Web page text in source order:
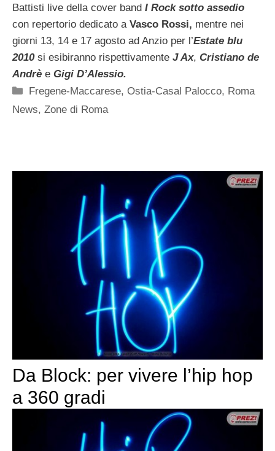
Battisti live della cover band I Rock sotto assedio
con repertorio dedicato a Vasco Rossi, mentre nei
giorni 13, 14 e 17 agosto ad Anzio per l’Estate blu
2010si esibiranno rispettivamente J Ax, Cristiano de
Andrè e Gigi D’Alessio.
Categorie
Fregene-Maccarese,Ostia-Casal Palocco, Roma
News, Zone di Roma
Da Block: per vivere l’hip hop
a 360 gradi